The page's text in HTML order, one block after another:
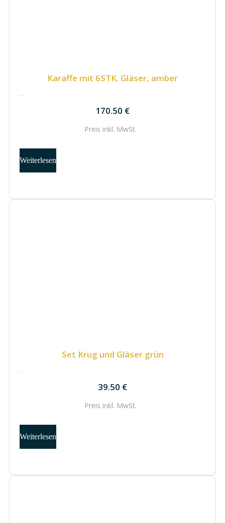
Karaffe mit 6STK. Gläser, amber
170.50 €
170.50 €
Preis inkl. MwSt.
Weiterlesen
Set Krug und Gläser grün
39.50 €
39.50 €
Preis inkl. MwSt.
Weiterlesen